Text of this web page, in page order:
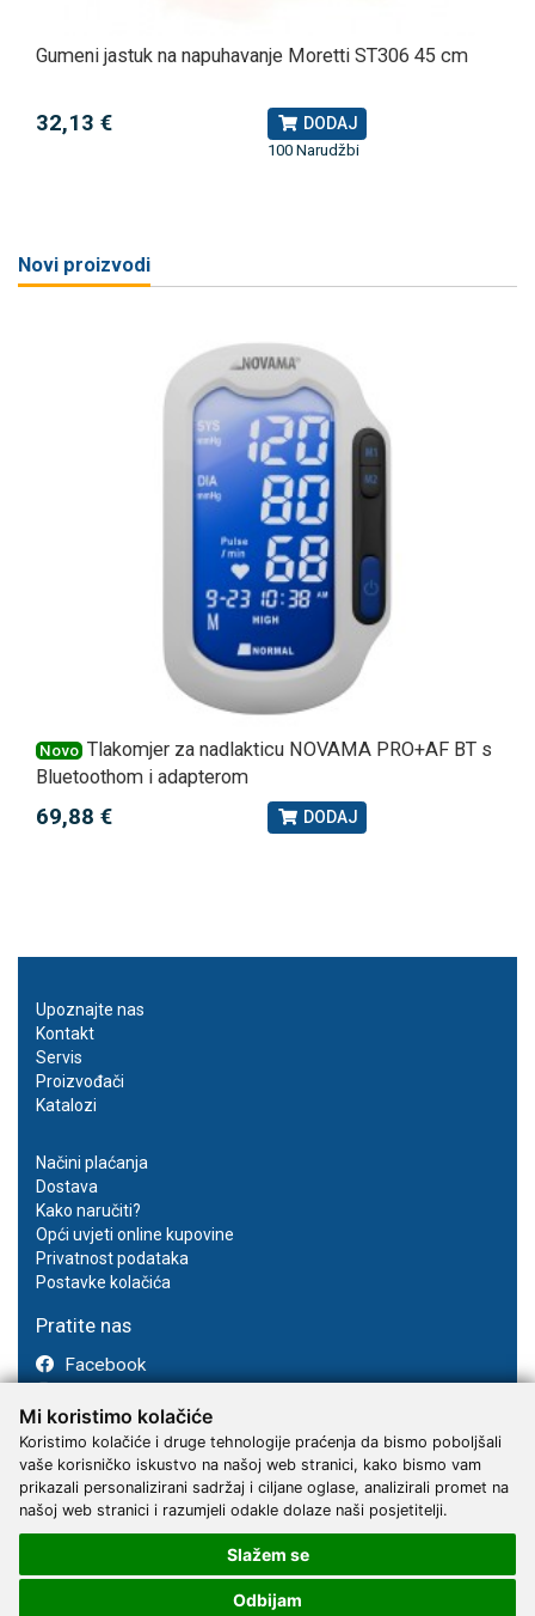
Mi koristimo kolačiće
Koristimo kolačiće i druge tehnologije praćenja da bismo poboljšali
vaše korisničko iskustvo na našoj web stranici, kako bismo vam
prikazali personalizirani sadržaj i ciljane oglase, analizirali promet na
našoj web stranici i razumjeli odakle dolaze naši posjetitelji.
Slažem se
Odbijam
Gumeni jastuk na napuhavanje Moretti ST306 45 cm
32,13 € DODAJ
100 Narudžbi
Novi proizvodi
Novo Tlakomjer za nadlakticu NOVAMA PRO+AF BT s
Bluetoothom i adapterom
69,88 € DODAJ
Upoznajte nas
Kontakt
Servis
Proizvođači
Katalozi
Načini plaćanja
Dostava
Kako naručiti?
Opći uvjeti online kupovine
Privatnost podataka
Postavke kolačića
Pratite nas
Facebook
Youtube
2017 - 2026 © Kvantum-tim d.o.o.